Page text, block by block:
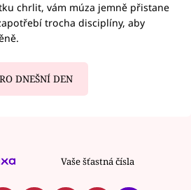
chrlit, vám múza jemně přistane
trocha disciplíny, aby
DNEŠNÍ DEN
Vaše šťastná čísla